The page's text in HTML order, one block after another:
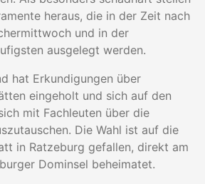
heraus, die in der Zeit nach
und in der
ausgelegt werden.
hat Erkundigungen über
eingeholt und sich auf den
mit Fachleuten über die
Die Wahl ist auf die
in Ratzeburg gefallen, direkt am
Dominsel beheimatet.